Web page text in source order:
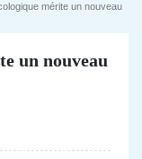
mérite un nouveau
un nouveau